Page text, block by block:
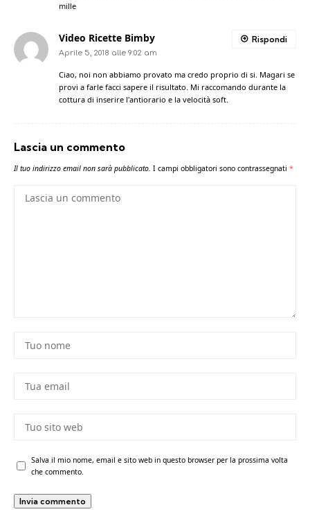
mille
Video Ricette Bimby
Aprile 5, 2018 alle 9:02 am
Ciao, noi non abbiamo provato ma credo proprio di si. Magari se
provi a farle facci sapere il risultato. Mi raccomando durante la
cottura di inserire l'antiorario e la velocità soft.
Rispondi
Lascia un commento
Il tuo indirizzo email non sarà pubblicato. I campi obbligatori sono contrassegnati *
Salva il mio nome, email e sito web in questo browser per la prossima volta
che commento.